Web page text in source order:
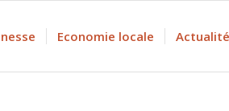
Economie locale